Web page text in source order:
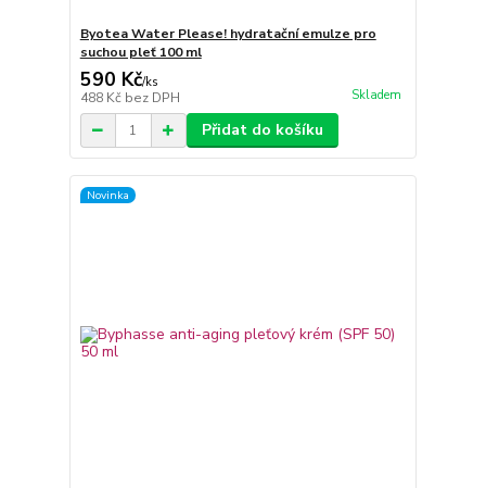
Byotea Water Please! hydratační emulze pro
suchou pleť 100 ml
590 Kč/ks
488 Kč bez DPH Skladem
Přidat do košíku
Novinka